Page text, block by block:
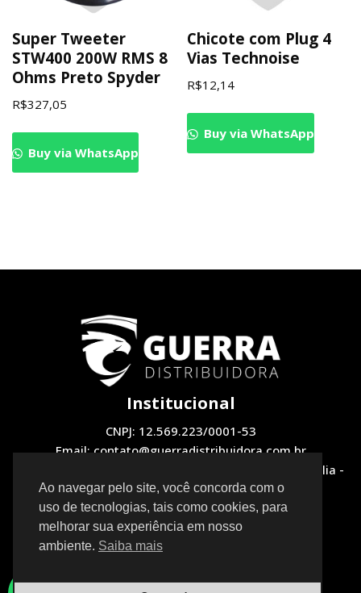
Super Tweeter
STW400 200W RMS 8
Ohms Preto Spyder
R$327,05
Buy via WhatsApp
Chicote com Plug 4
Vias Technoise
R$12,14
Buy via WhatsApp
Institucional
CNPJ: 12.569.223/0001-53
Email: contato@guerradistribuidora.com.br
Endereço: QNH 1, LOTE 12 Loja 2 - Taguatinga, Brasília -
DF, 72130-510
Redes Sociais
Ao navegar pelo site, você concorda com o
uso de tecnologias, tais como cookies, para
melhorar sua experiência em nosso
ambiente. Saiba mais